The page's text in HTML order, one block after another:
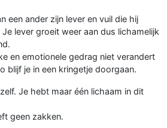
een ander zijn lever en vuil die hij
lever groeit weer aan dus lichamelijk
en emotionele gedrag niet verandert
blijf je in een kringetje doorgaan.
Je hebt maar één lichaam in dit
geen zakken.